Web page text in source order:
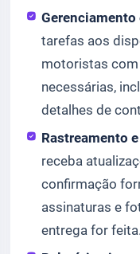
tarefas aos
motoristas
necessárias,
detalhes de
Rastreamento
receba
confirmação
assinaturas e
entrega for feita.